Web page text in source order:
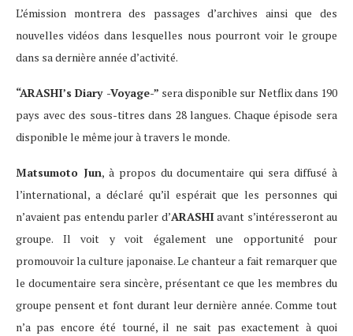
L’émission montrera des passages d’archives ainsi que des
nouvelles vidéos dans lesquelles nous pourront voir le groupe
dans sa dernière année d’activité.
“ARASHI’s Diary -Voyage-” sera disponible sur Netflix dans 190
pays avec des sous-titres dans 28 langues. Chaque épisode sera
disponible le même jour à travers le monde.
Matsumoto Jun, à propos du documentaire qui sera diffusé à
l’international, a déclaré qu’il espérait que les personnes qui
n’avaient pas entendu parler d’ARASHIavant s’intéresseront au
groupe. Il voit y voit également une opportunité pour
promouvoir la culture japonaise. Le chanteur a fait remarquer que
le documentaire sera sincère, présentant ce que les membres du
groupe pensent et font durant leur dernière année. Comme tout
n’a pas encore été tourné, il ne sait pas exactement à quoi